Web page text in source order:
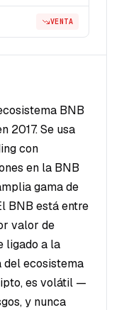
VENTA
BNB
2017. Se usa
con
en la BNB
gama de
BNB está entre
valor de
ligado a la
del ecosistema
es volátil —
y nunca